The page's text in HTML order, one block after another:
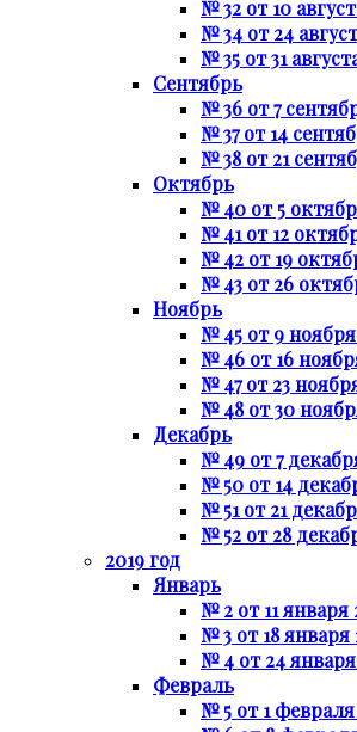
№ 32 от 10
№ 34 от 24
№ 35 от 31
Сентябрь
№ 36 от 7
№ 37 от 14
№ 38 от 21
Октябрь
№ 40 от 5
№ 41 от 12
№ 42 от 19
№ 43 от 26
Ноябрь
№ 45 от 9 ноября
№ 46 от 16
№ 47 от 23
№ 48 от 30
Декабрь
№ 49 от 7
№ 50 от 14
№ 51 от 21
№ 52 от 28
2019 год
Январь
№ 2 от 11 января
№ 3 от 18 января
№ 4 от 24 января
Февраль
№ 5 от 1 февраля